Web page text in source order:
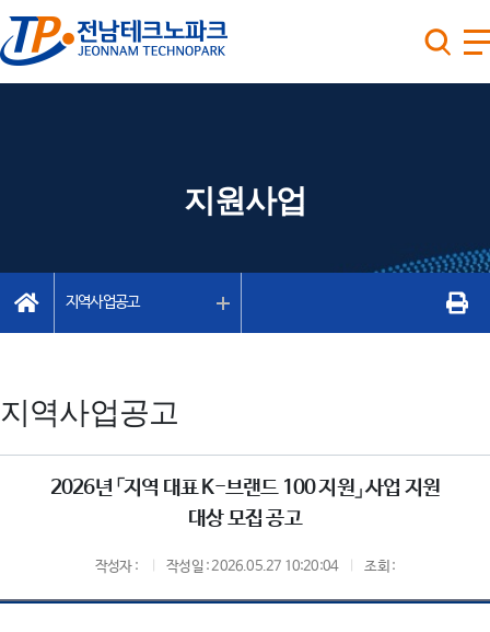
지원사업
지역사업공고
지역사업공고
2026년 「지역 대표 K-브랜드 100 지원」 사업 지원
대상 모집 공고
작성자 : 작성일 : 2026.05.27 10:20:04 조회 :